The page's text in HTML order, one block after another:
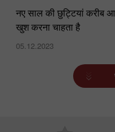
नए साल की छुट्टियां करीब
खुश करना चाहता है
05.12.2023